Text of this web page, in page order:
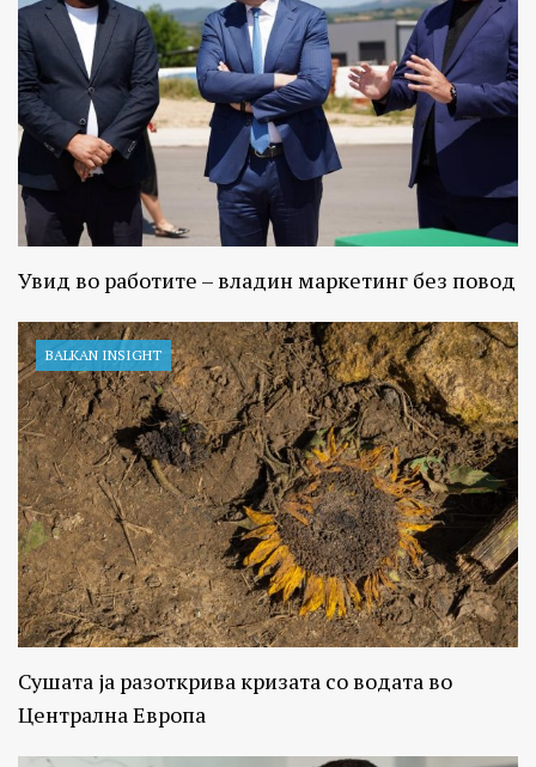
Увид во работите – владин маркетинг без повод
BALKAN INSIGHT
Сушата ја разоткрива кризата со водата во
Централна Европа